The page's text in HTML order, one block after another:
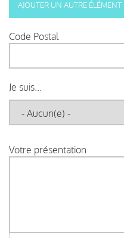
Code Postal
Je suis...
Votre présentation